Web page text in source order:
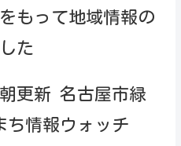
もって地域情報の
た
更新 名古屋市緑
ち情報ウォッチ